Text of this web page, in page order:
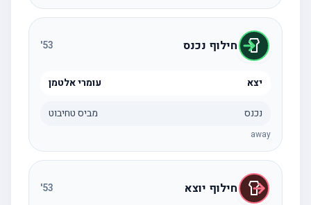
חילוף נכנס 53
'
יצא עומרי אלטמן
נכנס מביס טחיבוט
away
חילוף יוצא 53
'